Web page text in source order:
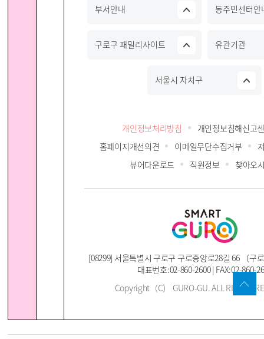
부서안내 동주민센터안
구로구 패밀리사이트 유관기관
서울시 자치구
개인정보처리방침
개인정보침해신고
홈페이지개선의견
이메일무단수집거부
뷰어다운로드
직원정보 찾아오
[08299] 서울특별시 구로구 구로중앙로28길 66 （구
대표번호:02-860-2600 | FAX:02-860-
Copyright（C） GURO-GU. ALL RIGHTS